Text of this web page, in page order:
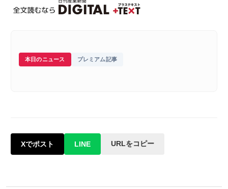
本日のニュース プレミアム記事
Xでポスト LINE URLをコピー